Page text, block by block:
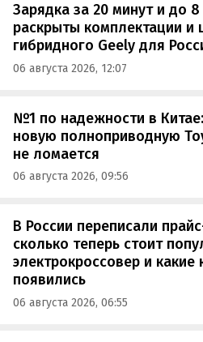
Зарядка за 20 минут и до 8
раскрыты комплектации и
гибридного Geely для
06 августа 2026, 12:07
№1 по надежности в
новую полноприводную
не ломается
06 августа 2026, 09:56
В России переписали
сколько теперь стоит
электрокроссовер и какие
появились
06 августа 2026, 06:55